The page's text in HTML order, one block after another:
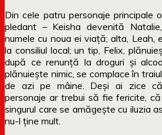
Din cele patru personaje principale
pledant – Keisha devenită
numele cu noua ei viață; alta, Leah,
la consiliul local; un tip, Felix,
după ce renunță la droguri și
plănuiește nimic, se complace în
de azi pe mâine. Deși ai zice
personaje ar trebui să fie fericite,
singurul care se amăgește cu iluzia
nu-l ține mult.